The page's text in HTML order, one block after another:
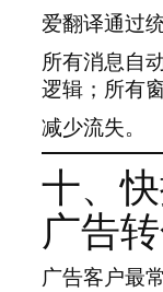
爱翻译通过
所有消息自
逻辑；所有
减少流失。
十、
广告
广告客户最